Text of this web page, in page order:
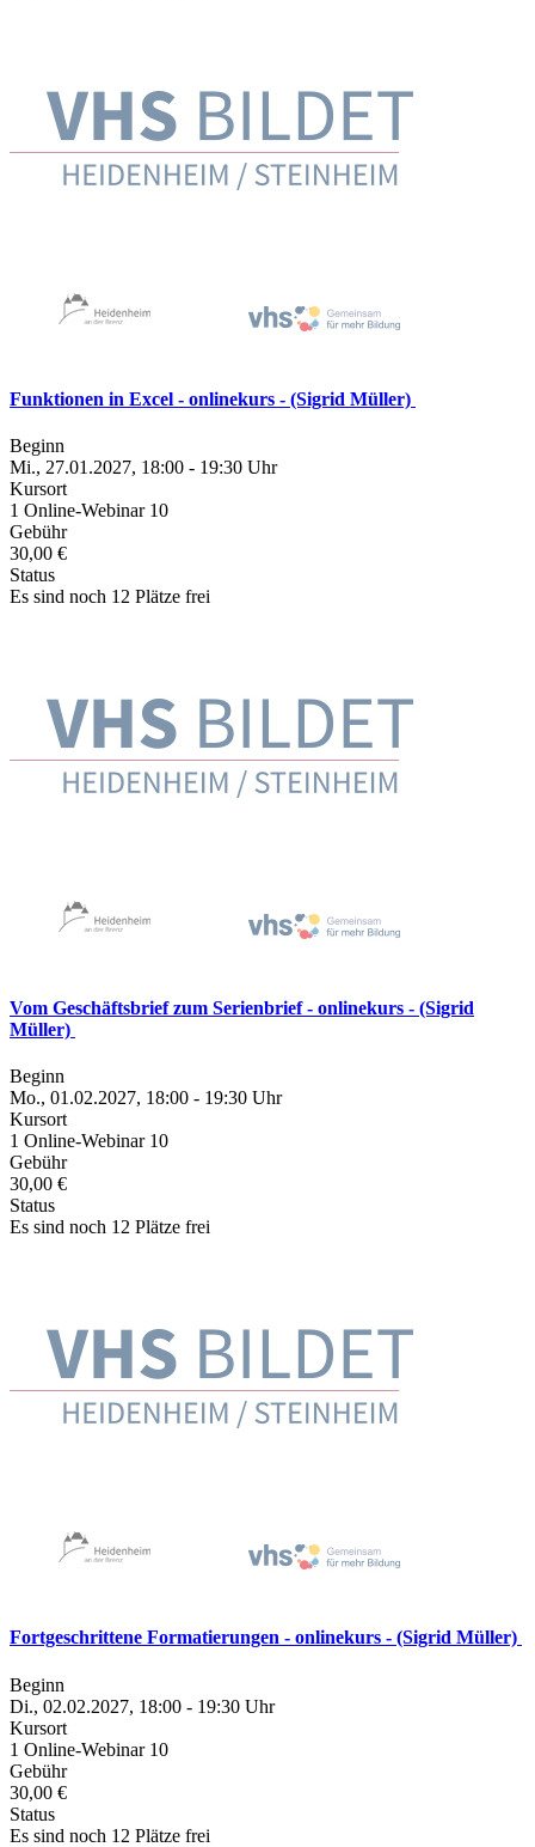
Funktionen in Excel - onlinekurs - (Sigrid Müller)
Beginn
Mi., 27.01.2027, 18:00 - 19:30 Uhr
Kursort
1 Online-Webinar 10
Gebühr
30,00 €
Status
Es sind noch 12 Plätze frei
Vom Geschäftsbrief zum Serienbrief - onlinekurs - (Sigrid
Müller)
Beginn
Mo., 01.02.2027, 18:00 - 19:30 Uhr
Kursort
1 Online-Webinar 10
Gebühr
30,00 €
Status
Es sind noch 12 Plätze frei
Fortgeschrittene Formatierungen - onlinekurs - (Sigrid Müller)
Beginn
Di., 02.02.2027, 18:00 - 19:30 Uhr
Kursort
1 Online-Webinar 10
Gebühr
30,00 €
Status
Es sind noch 12 Plätze frei